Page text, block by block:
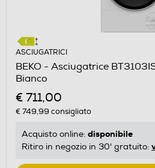
ASCIUGATRICI
BEKO - Asciugatrice
Bianco
€ 711,00
€ 749,99 consigliato
Acquisto online: disponibile
Ritiro in negozio in 30' gratuito: